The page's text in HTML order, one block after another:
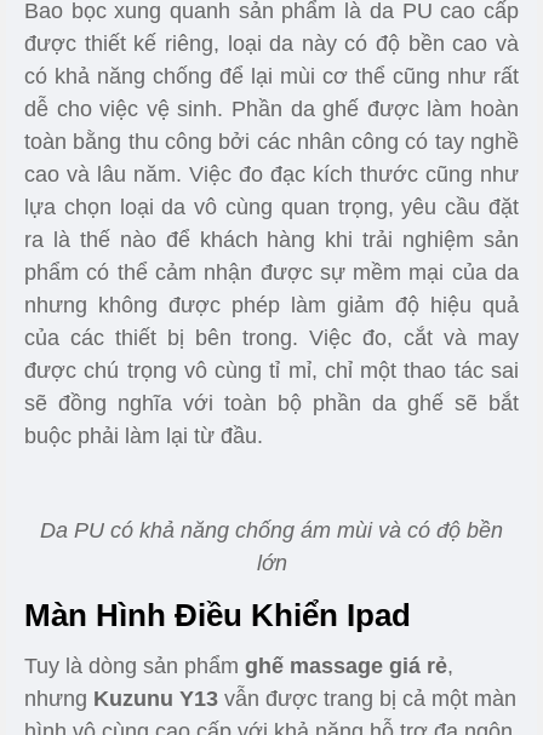
thống massage bằng bi rung. Các bi khi khởi động
sẽ rung ở tần suất lớn và đều, đồng thời bi sẽ
trượt theo đường dây S, L để di chuyển đến các
điểm huyệt đạo hay các vùng bị đau nhức để
massage. Với tần suất rung cao sẽ hỗ trợ làm giãn
nở các mạch máu, đánh tan các cục máu đông và
giúp máu lưu thông dễ dàng hơn trong cơ thể. Từ
đó giảm thiểu đi các triệu chứng đau nhức cơ.
Bi rung được làm từ hợp chất Silicon kết hợp hồng
ngoại giúp giảm đau
Phần Da Bao Bọc Ghế
có khả năng chống để lại mùi cơ thể cũng như rất
dễ cho việc vệ sinh. Phần da ghế được làm hoàn
toàn bằng thu công bởi các nhân công có tay nghề
cao và lâu năm. Việc đo đạc kích thước cũng như
lựa chọn loại da vô cùng quan trọng, yêu cầu đặt
ra là thế nào để khách hàng khi trải nghiệm sản